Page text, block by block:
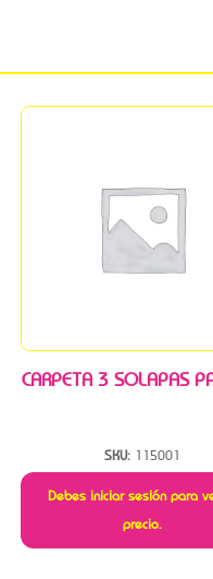
CARPETA 3 SOLAPAS
SKU: 115001
Debes iniciar sesión para
precio.